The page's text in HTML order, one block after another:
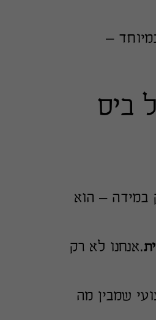
–
ביס
במידה – הוא
.אנחנו לא רק
שמבין מה